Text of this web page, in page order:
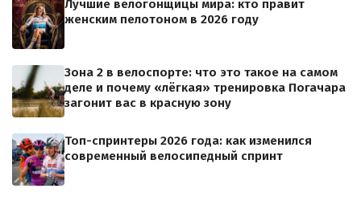
Лучшие велогонщицы мира: кто правит
женским пелотоном в 2026 году
Зона 2 в велоспорте: что это такое на самом
деле и почему «лёгкая» тренировка Погачара
загонит вас в красную зону
Топ-спринтеры 2026 года: как изменился
современный велосипедный спринт